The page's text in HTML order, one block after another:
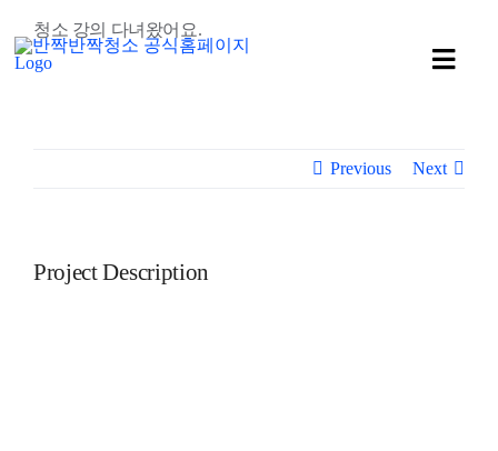
텐
츠
청소 강의 다녀왔어요.
Previous Next
Project Description